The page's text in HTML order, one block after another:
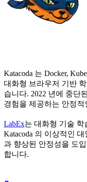
Katacoda 는 Docker,
대화형 브라우저 기반
습니다. 2022 년에 중단
경험을 제공하는 안정
LabEx는 대화형 기술 학
Katacoda 의 이상적인
과 향상된 안정성을 도
합니다.